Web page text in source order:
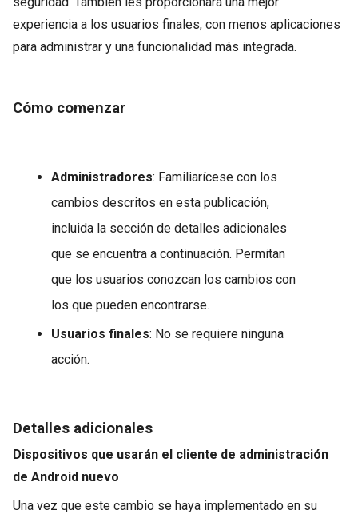
experiencia a los usuarios finales, con menos aplicaciones
para administrar y una funcionalidad más integrada.
Cómo comenzar
Administradores: Familiarícese con los
cambios descritos en esta publicación,
incluida la sección de detalles adicionales
que se encuentra a continuación. Permitan
que los usuarios conozcan los cambios con
los que pueden encontrarse.
Usuarios finales: No se requiere ninguna
acción.
Detalles adicionales
Dispositivos que usarán el cliente de administración
de Android nuevo
Una vez que este cambio se haya implementado en su